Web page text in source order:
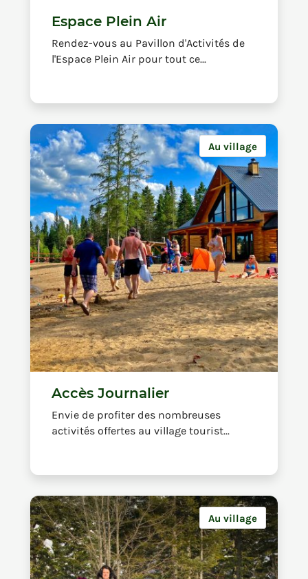
Espace Plein Air
Rendez-vous au Pavillon d'Activités de
l'Espace Plein Air pour tout ce...
Au village
Accès Journalier
Envie de profiter des nombreuses
activités offertes au village tourist...
Au village